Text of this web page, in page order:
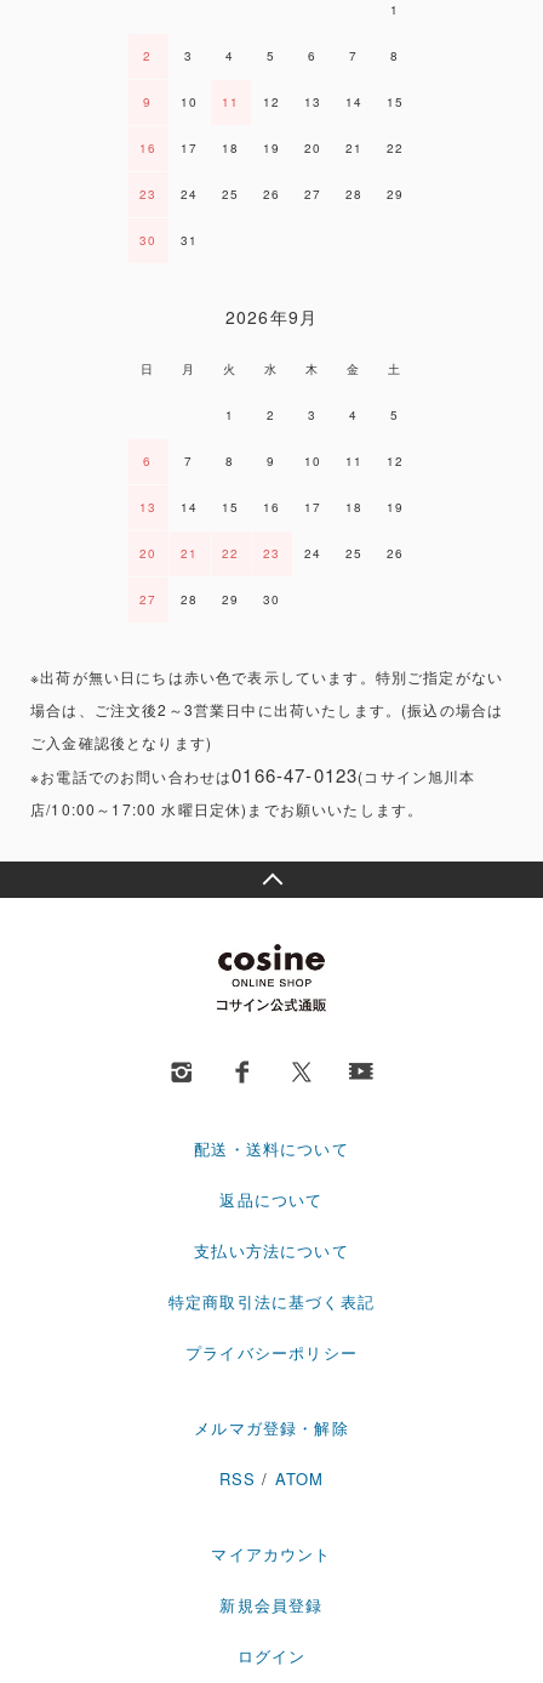
1
2 3 4 5 6 7 8
9 10 11 12 13 14 15
16 17 18 19 20 21 22
23 24 25 26 27 28 29
30 31
2026年9月
日 月 火 水 木 金 土
1 2 3 4 5
6 7 8 9 10 11 12
13 14 15 16 17 18 19
20 21 22 23 24 25 26
27 28 29 30
※出荷が無い日にちは赤い色で表示しています。特別ご指定がない
場合は、ご注文後2～3営業日中に出荷いたします。(振込の場合は
ご入金確認後となります)
※お電話でのお問い合わせは0166-47-0123(コサイン旭川本
店/10:00～17:00 水曜日定休)までお願いいたします。
配送・送料について
返品について
支払い方法について
特定商取引法に基づく表記
プライバシーポリシー
メルマガ登録・解除
RSS / ATOM
マイアカウント
新規会員登録
ログイン